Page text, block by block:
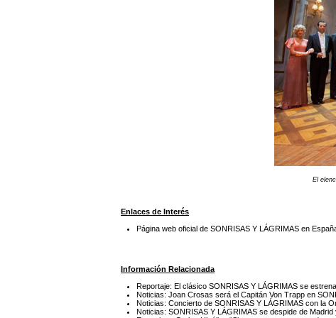
El
Enlaces de Interés
Página web oficial de SONRISAS Y LÁGRIMAS en
Información Relacionada
Reportaje: El clásico SONRISAS Y LÁGRIMAS se
Noticias: Joan Crosas será el Capitán Von Trapp en
Noticias: Concierto de SONRISAS Y LÁGRIMAS con la
Noticias: SONRISAS Y LÁGRIMAS se despide de